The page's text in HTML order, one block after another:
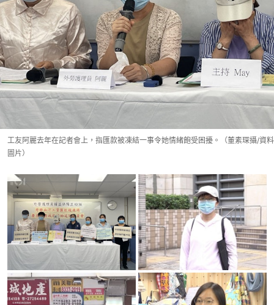
工友阿麗去年在記者會上，指匯款被凍結一事令她情緒飽受困擾。（董素琛攝/資料
圖片）